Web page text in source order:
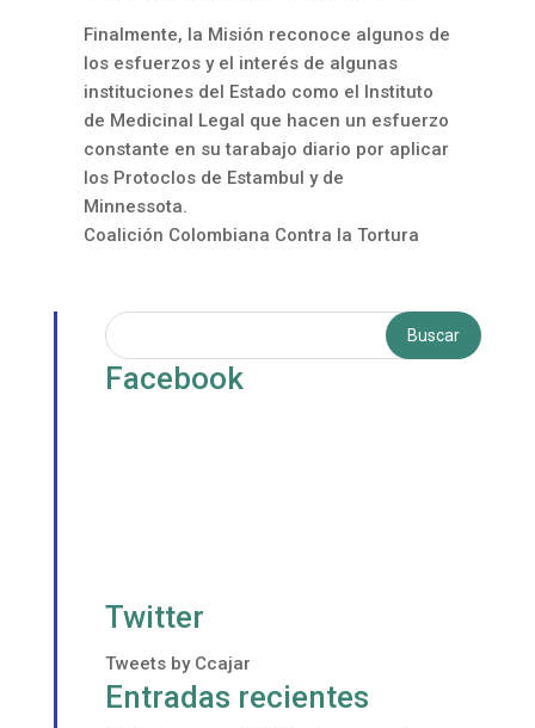
Finalmente, la Misión reconoce algunos de
los esfuerzos y el interés de algunas
instituciones del Estado como el Instituto
de Medicinal Legal que hacen un esfuerzo
constante en su tarabajo diario por aplicar
los Protoclos de Estambul y de
Minnessota.
Coalición Colombiana Contra la Tortura
Facebook
Twitter
Tweets by Ccajar
Entradas recientes